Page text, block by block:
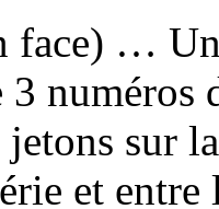
face) …
3
sur
et